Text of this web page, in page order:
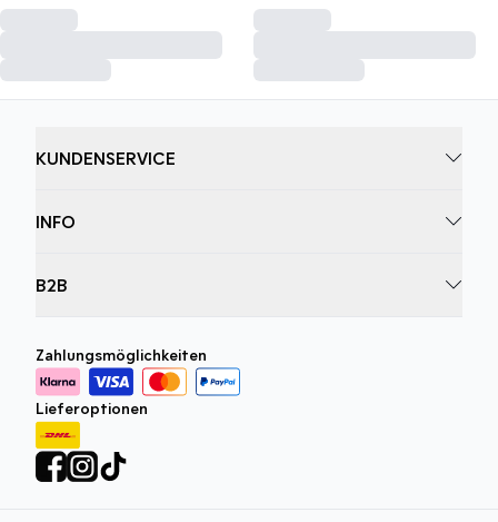
KUNDENSERVICE
INFO
B2B
Zahlungsmöglichkeiten
Lieferoptionen